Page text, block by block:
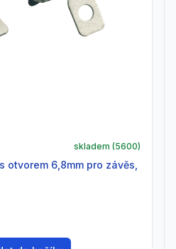
skladem (5600)